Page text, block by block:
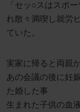
「セッ○スはスポ
れ散々満喫し就労
ていた。
実家に帰ると両親
あの会議の後に妊
た婚した事
生まれた子供の血